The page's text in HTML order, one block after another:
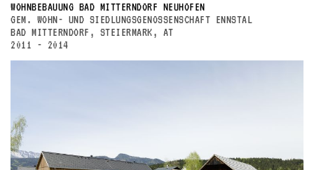
WOHNBEBAUUNG BAD MITTERNDORF NEUHOFEN
GEM. WOHN- UND SIEDLUNGSGENOSSENSCHAFT ENNSTAL
BAD MITTERNDORF, STEIERMARK, AT
2011 - 2014
PROJEKTE
KONTAKT
FIRMA